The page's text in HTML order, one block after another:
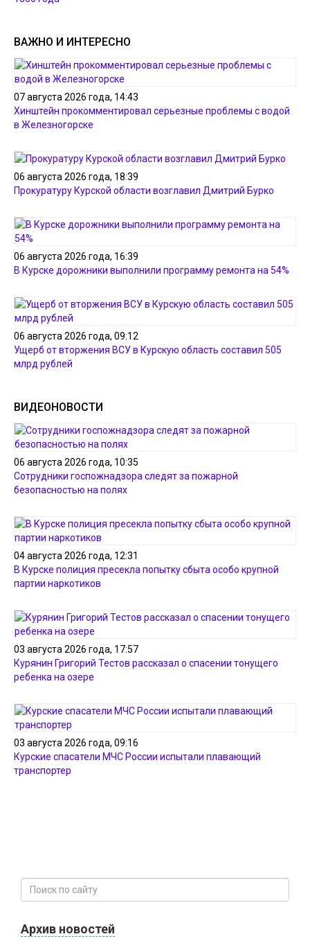
ВАЖНО И ИНТЕРЕСНО
07 августа 2026 года, 14:43
Хинштейн прокомментировал серьезные проблемы с водой
в Железногорске
06 августа 2026 года, 18:39
Прокуратуру Курской области возглавил Дмитрий Бурко
06 августа 2026 года, 16:39
В Курске дорожники выполнили программу ремонта на 54%
06 августа 2026 года, 09:12
Ущерб от вторжения ВСУ в Курскую область составил 505
млрд рублей
ВИДЕОНОВОСТИ
06 августа 2026 года, 10:35
Сотрудники госпожнадзора следят за пожарной
безопасностью на полях
04 августа 2026 года, 12:31
В Курске полиция пресекла попытку сбыта особо крупной
партии наркотиков
03 августа 2026 года, 17:57
Курянин Григорий Тестов рассказал о спасении тонущего
ребенка на озере
03 августа 2026 года, 09:16
Курские спасатели МЧС России испытали плавающий
транспортер
Архив новостей